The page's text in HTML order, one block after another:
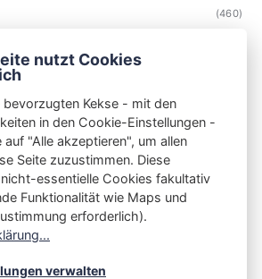
(460)
S3N🧩NET
Source Blog Network (iOSBN)
Kontakt
nutzt Cookies
bevorzugten Kekse - mit den
in den Cookie-Einstellungen -
auf "Alle akzeptieren", um allen
Seite zuzustimmen. Diese
essentielle Cookies fakultativ
Funktionalität wie Maps und
erforderlich).
verwalten